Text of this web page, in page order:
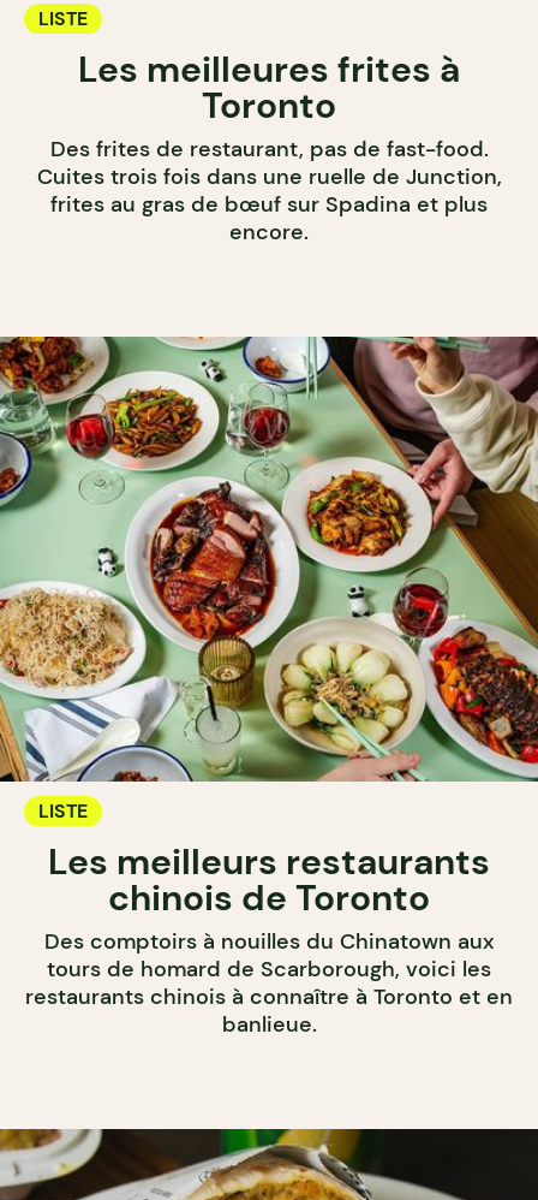
LISTE
Les meilleures frites à
Toronto
Des frites de restaurant, pas de fast-food.
Cuites trois fois dans une ruelle de Junction,
frites au gras de bœuf sur Spadina et plus
encore.
LISTE
Les meilleurs restaurants
chinois de Toronto
Des comptoirs à nouilles du Chinatown aux
tours de homard de Scarborough, voici les
restaurants chinois à connaître à Toronto et en
banlieue.